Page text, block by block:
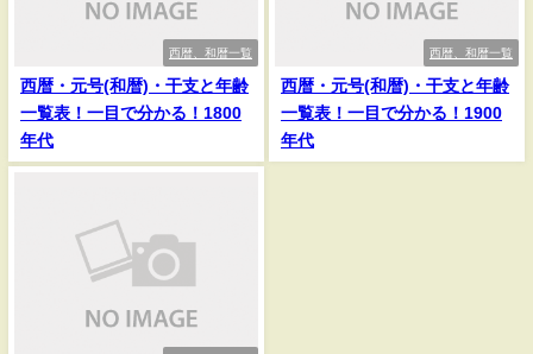
西暦、和暦一覧
西暦・元号(和暦)・干支と年齢
一覧表！一目で分かる！1800
年代
西暦、和暦一覧
西暦・元号(和暦)・干支と年齢
一覧表！一目で分かる！1900
年代